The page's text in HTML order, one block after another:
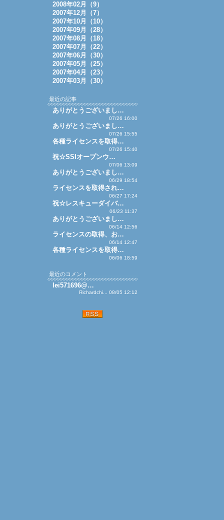
2008年02月（9）
2007年12月（7）
2007年10月（10）
2007年09月（28）
2007年08月（18）
2007年07月（22）
2007年06月（30）
2007年05月（25）
2007年04月（23）
2007年03月（30）
最近の記事
ありがとうございまし…
07/26 16:00
ありがとうございまし…
07/26 15:55
各種ライセンスを取得…
07/26 15:40
祝☆SSIオープンウ…
07/06 13:09
ありがとうございまし…
06/29 18:54
ライセンスを取得され…
06/27 17:24
祝☆レスキューダイバ…
06/23 11:37
ありがとうございまし…
06/14 12:56
ライセンスの取得、お…
06/14 12:47
各種ライセンスを取得…
06/06 18:59
最近のコメント
lei571696@…
Richardchi... 08/05 12:12